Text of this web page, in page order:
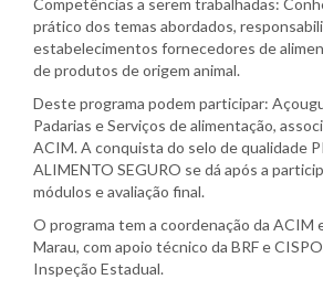
Competências a serem trabalhadas:
prático dos temas abordados,
estabelecimentos fornecedores de
de produtos de origem animal.
Deste programa podem participar:
Padarias e Serviços de alimentação,
ACIM. A conquista do selo de qualidade
ALIMENTO SEGURO se dá após a
módulos e avaliação final.
O programa tem a coordenação da ACIM
Marau, com apoio técnico da BRF e
Inspeção Estadual.